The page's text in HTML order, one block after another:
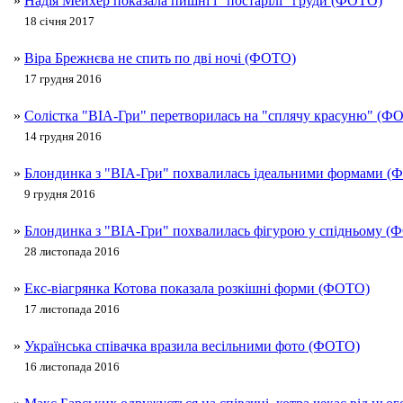
18 січня 2017
» Віра Брежнєва не спить по дві ночі (ФОТО)
17 грудня 2016
» Солістка "ВІА-Гри" перетворилась на "сплячу красуню"
14 грудня 2016
» Блондинка з "ВІА-Гри" похвалилась ідеальними формами
9 грудня 2016
» Блондинка з "ВІА-Гри" похвалилась фігурою у спідньому
28 листопада 2016
» Екс-віагрянка Котова показала розкішні форми (ФОТО)
17 листопада 2016
» Українська співачка вразила весільними фото (ФОТО)
16 листопада 2016